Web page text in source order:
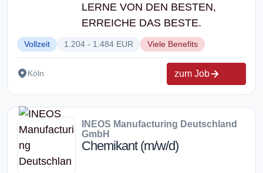
LERNE VON DEN BESTEN,
ERREICHE DAS BESTE.
Vollzeit 1.204 - 1.484 EUR Viele Benefits
Köln zum Job
INEOS Manufacturing Deutschland
GmbH
Chemikant (m/w/d)